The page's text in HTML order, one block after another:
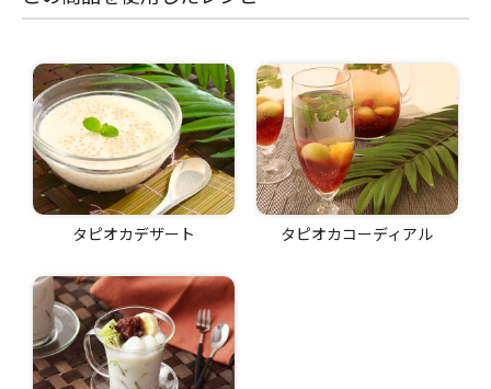
タピオカデザート タピオカコーディアル